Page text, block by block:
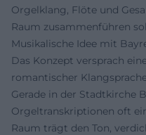
Orgelklang, Flöte und
Raum zusammenführen
Musikalische Idee mit
Das Konzept versprach
romantischer
Gerade in der Stadtkirche
Orgeltranskriptionen oft
Raum trägt den Ton,